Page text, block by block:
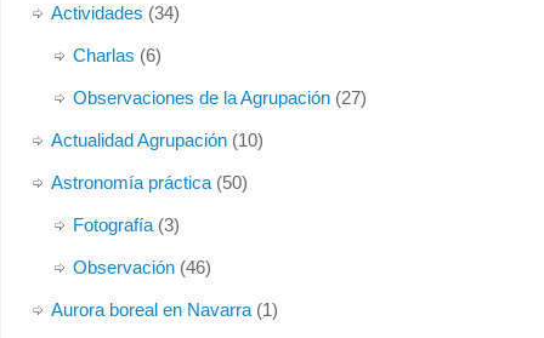
Actividades (34)
Charlas (6)
Observaciones de la Agrupación(27)
Actualidad Agrupación(10)
Astronomía práctica(50)
Fotografía(3)
Observación(46)
Aurora boreal en Navarra(1)